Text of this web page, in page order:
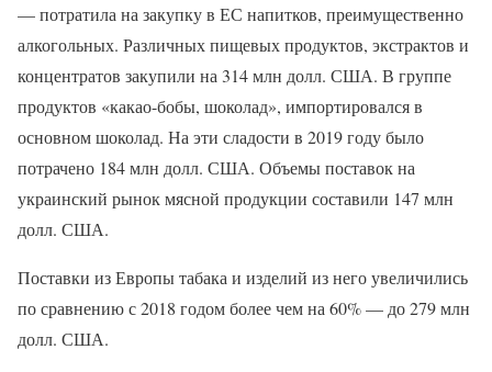
— потратила на закупку в ЕС напитков, преимущественно
алкогольных. Различных пищевых продуктов, экстрактов и
концентратов закупили на 314 млн долл. США. В группе
продуктов «какао-бобы, шоколад», импортировался в
основном шоколад. На эти сладости в 2019 году было
потрачено 184 млн долл. США. Объемы поставок на
украинский рынок мясной продукции составили 147 млн
долл. США.
Поставки из Европы табака и изделий из него увеличились
по сравнению с 2018 годом более чем на 60% — до 279 млн
долл. США.